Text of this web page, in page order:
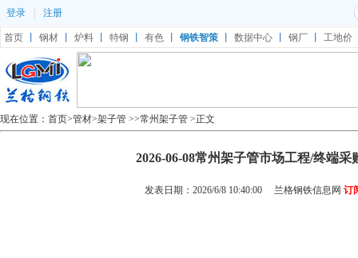
登录 注册
首页 钢材 炉料 特钢 有色 钢铁智策 数据中心 钢厂 工地价
现在位置： 首页>管材>架子管 >>常州架子管 >正文
2026-06-08常州架子管市场工程/终端采
发表日期：2026/6/8 10:40:00 兰格钢铁信息网 订